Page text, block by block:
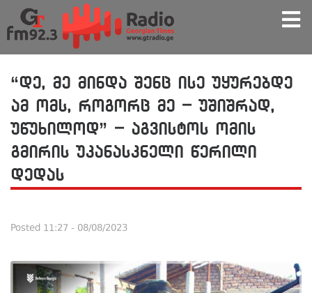
“დე, მე მინდა შენც ისე უყურებდე
ამ ომს, როგორც მე – უშიშრად,
უწუხილოდ” – აგვისტოს ომის
გმირის უკანასკნელი წერილი
დედას
Posted 11:27 - 08/08/2023